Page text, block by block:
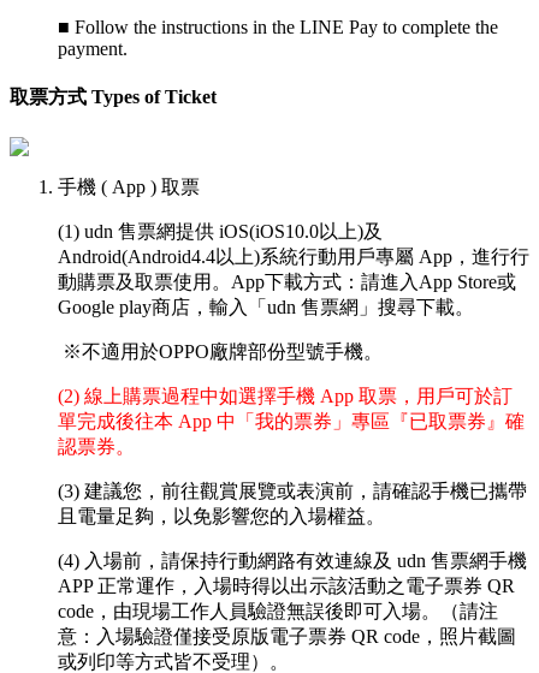
■ Follow the instructions in the LINE Pay to complete the
payment.
取票方式 Types of Ticket
手機 ( App ) 取票
(1) udn 售票網提供 iOS(iOS10.0以上)及
Android(Android4.4以上)系統行動用戶專屬 App，進行行
動購票及取票使用。App下載方式：請進入App Store或
Google play商店，輸入「udn 售票網」搜尋下載。
※不適用於OPPO廠牌部份型號手機。
(2) 線上購票過程中如選擇手機 App 取票，用戶可於訂
單完成後往本 App 中「我的票券」專區『已取票券』確
認票券。
(3) 建議您，前往觀賞展覽或表演前，請確認手機已攜帶
且電量足夠，以免影響您的入場權益。
(4) 入場前，請保持行動網路有效連線及 udn 售票網手機
APP 正常運作，入場時得以出示該活動之電子票券 QR
code，由現場工作人員驗證無誤後即可入場。（請注
意：入場驗證僅接受原版電子票券 QR code，照片截圖
或列印等方式皆不受理）。